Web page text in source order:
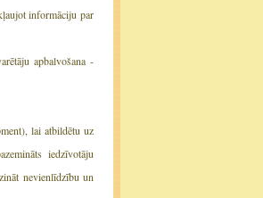
informāciju par
apbalvošana -
lai atbildētu uz
iedzīvotāju
nevienlīdzību un